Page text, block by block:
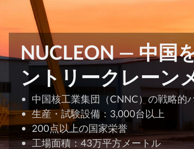
NUCLEON — 中国
ントリークレーン
中国核工業集団（CNNC）の戦略的
生産・試験設備：3,000台以上
200点以上の国家栄誉
工場面積：43万平方メートル